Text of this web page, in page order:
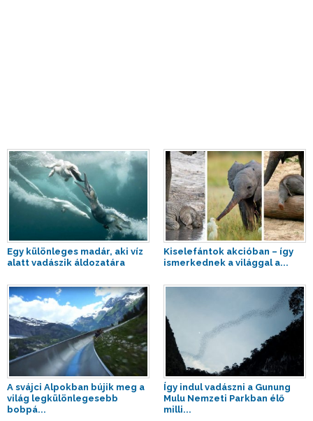
Egy különleges madár, aki víz
alatt vadászik áldozatára
Kiselefántok akcióban – így
ismerkednek a világgal a...
A svájci Alpokban bújik meg a
világ legkülönlegesebb
bobpá...
Így indul vadászni a Gunung
Mulu Nemzeti Parkban élő
milli...